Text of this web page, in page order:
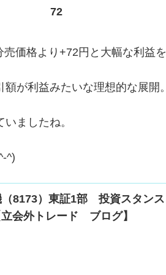
72
価格より+72円と大幅な利益
が利益みたいな理想的な展開。
ましたね。
^)
（8173）東証1部 投資スタン
会外トレード ブログ】